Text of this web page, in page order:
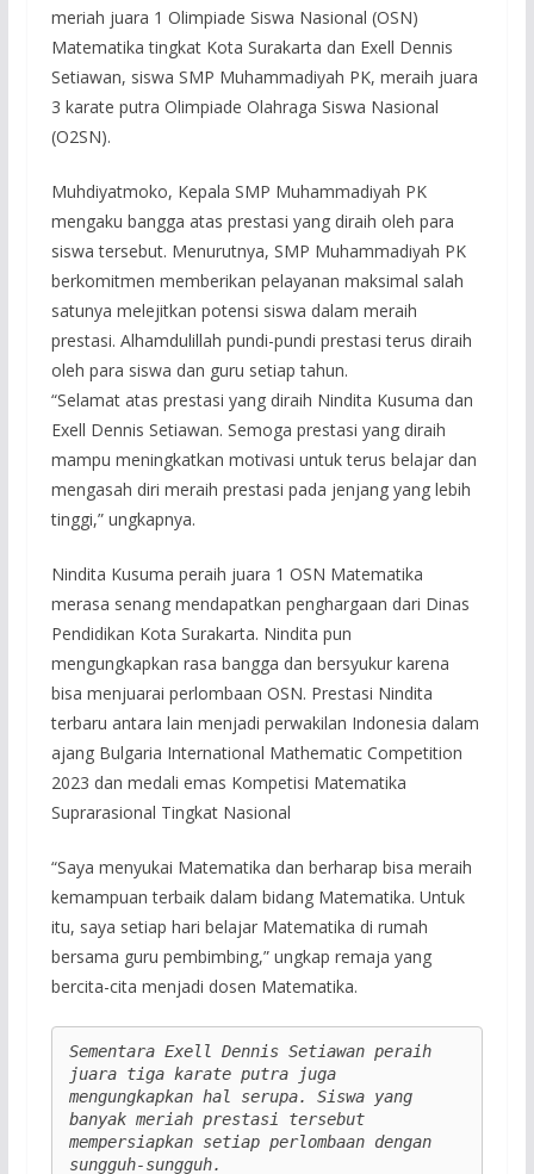
meriah juara 1 Olimpiade Siswa Nasional (OSN)
Matematika tingkat Kota Surakarta dan Exell Dennis
Setiawan, siswa SMP Muhammadiyah PK, meraih juara
3 karate putra Olimpiade Olahraga Siswa Nasional
(O2SN).
Muhdiyatmoko, Kepala SMP Muhammadiyah PK
mengaku bangga atas prestasi yang diraih oleh para
siswa tersebut. Menurutnya, SMP Muhammadiyah PK
berkomitmen memberikan pelayanan maksimal salah
satunya melejitkan potensi siswa dalam meraih
prestasi. Alhamdulillah pundi-pundi prestasi terus diraih
oleh para siswa dan guru setiap tahun.
“Selamat atas prestasi yang diraih Nindita Kusuma dan
Exell Dennis Setiawan. Semoga prestasi yang diraih
mampu meningkatkan motivasi untuk terus belajar dan
mengasah diri meraih prestasi pada jenjang yang lebih
tinggi,” ungkapnya.
Nindita Kusuma peraih juara 1 OSN Matematika
merasa senang mendapatkan penghargaan dari Dinas
Pendidikan Kota Surakarta. Nindita pun
mengungkapkan rasa bangga dan bersyukur karena
bisa menjuarai perlombaan OSN. Prestasi Nindita
terbaru antara lain menjadi perwakilan Indonesia dalam
ajang Bulgaria International Mathematic Competition
2023 dan medali emas Kompetisi Matematika
Suprarasional Tingkat Nasional
“Saya menyukai Matematika dan berharap bisa meraih
kemampuan terbaik dalam bidang Matematika. Untuk
itu, saya setiap hari belajar Matematika di rumah
bersama guru pembimbing,” ungkap remaja yang
bercita-cita menjadi dosen Matematika.
Sementara Exell Dennis Setiawan peraih
juara tiga karate putra juga
mengungkapkan hal serupa. Siswa yang
banyak meriah prestasi tersebut
mempersiapkan setiap perlombaan dengan
sungguh-sungguh.